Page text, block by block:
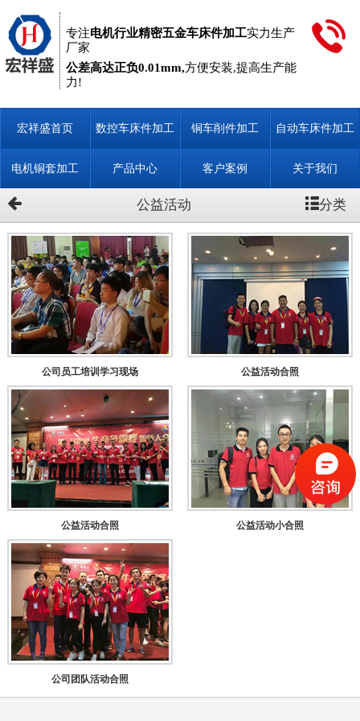
专注电机行业精密五金车床件加工实力生产
厂家
公差高达正负0.01mm,方便安装,提高生产能
力!
宏祥盛首页 数控车床件加工
定制
铜车削件加工 自动车床件加工
电机铜套加工 产品中心 客户案例 关于我们
分类
公益活动
公司员工培训学习现场 公益活动合照
公益活动合照 公益活动小合照
公司团队活动合照